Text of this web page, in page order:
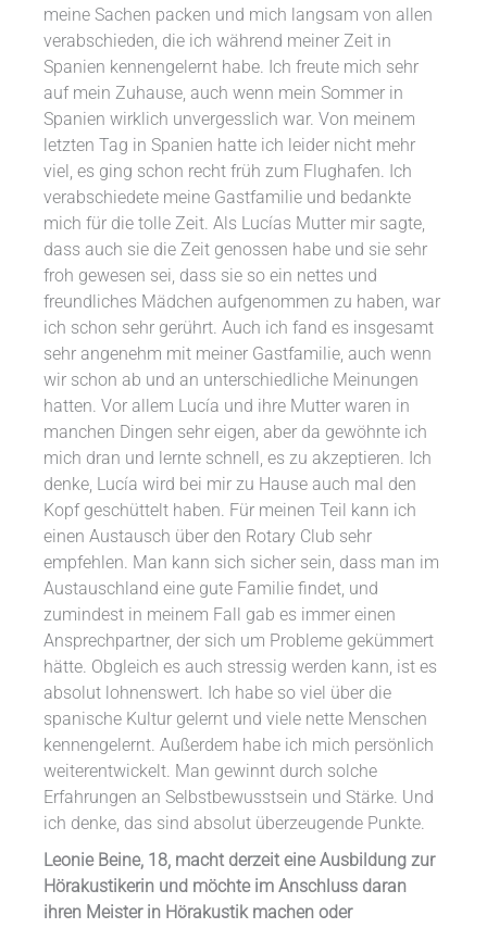
meine Sachen packen und mich langsam von allen
verabschieden, die ich während meiner Zeit in
Spanien kennengelernt habe. Ich freute mich sehr
auf mein Zuhause, auch wenn mein Sommer in
Spanien wirklich unvergesslich war. Von meinem
letzten Tag in Spanien hatte ich leider nicht mehr
viel, es ging schon recht früh zum Flughafen. Ich
verabschiedete meine Gastfamilie und bedankte
mich für die tolle Zeit. Als Lucías Mutter mir sagte,
dass auch sie die Zeit genossen habe und sie sehr
froh gewesen sei, dass sie so ein nettes und
freundliches Mädchen aufgenommen zu haben, war
ich schon sehr gerührt. Auch ich fand es insgesamt
sehr angenehm mit meiner Gastfamilie, auch wenn
wir schon ab und an unterschiedliche Meinungen
hatten. Vor allem Lucía und ihre Mutter waren in
manchen Dingen sehr eigen, aber da gewöhnte ich
mich dran und lernte schnell, es zu akzeptieren. Ich
denke, Lucía wird bei mir zu Hause auch mal den
Kopf geschüttelt haben. Für meinen Teil kann ich
einen Austausch über den Rotary Club sehr
empfehlen. Man kann sich sicher sein, dass man im
Austauschland eine gute Familie findet, und
zumindest in meinem Fall gab es immer einen
Ansprechpartner, der sich um Probleme gekümmert
hätte. Obgleich es auch stressig werden kann, ist es
absolut lohnenswert. Ich habe so viel über die
spanische Kultur gelernt und viele nette Menschen
kennengelernt. Außerdem habe ich mich persönlich
weiterentwickelt. Man gewinnt durch solche
Erfahrungen an Selbstbewusstsein und Stärke. Und
ich denke, das sind absolut überzeugende Punkte.
Leonie Beine, 18, macht derzeit eine Ausbildung zur
Hörakustikerin und möchte im Anschluss daran
ihren Meister in Hörakustik machen oder